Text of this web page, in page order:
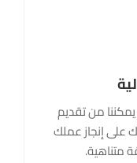
من تقديم
على إنجاز عملك
متناهية.